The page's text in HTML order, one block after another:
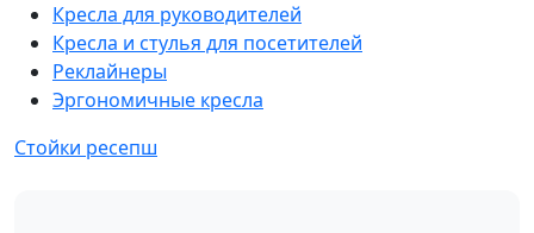
Кресла для руководителей
Кресла и стулья для посетителей
Реклайнеры
Эргономичные кресла
Стойки ресепш